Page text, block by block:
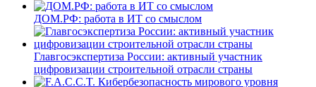
ДОМ.РФ: работа в ИТ со смыслом
Главгосэкспертиза России: активный участник
цифровизации строительной отрасли страны